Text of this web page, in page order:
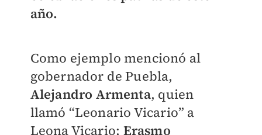
año.
Como ejemplo mencionó al
gobernador de Puebla,
Alejandro Armenta, quien
llamó “Leonario Vicario” a
Leona Vicario; Erasmo